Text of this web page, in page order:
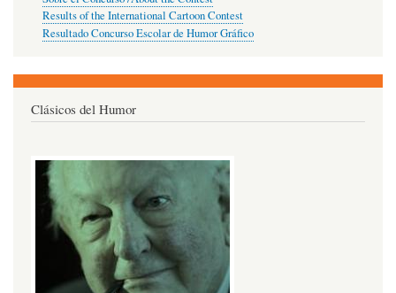
Results of the International Cartoon Contest
Resultado Concurso Escolar de Humor Gráfico
Clásicos del Humor